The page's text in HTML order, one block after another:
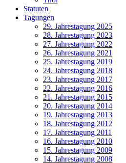
Statuten
Tagungen
29. Jahrestagung 2025
28. Jahrestagung 2023
27. Jahrestagung 2022
26. Jahrestagung 2021
25. Jahrestagung 2019
24. Jahrestagung 2018
23. Jahrestagung 2017
22. Jahrestagung 2016
21. Jahrestagung 2015
20. Jahrestagung 2014
19. Jahrestagung 2013
18. Jahrestagung 2012
17. Jahrestagung 2011
16. Jahrestagung 2010
15. Jahrestagung 2009
14. Jahrestagung 2008